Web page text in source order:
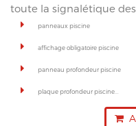
toute la signalétique des
panneaux piscine
affichage obligatoire piscine
panneau profondeur piscine
plaque profondeur piscine...